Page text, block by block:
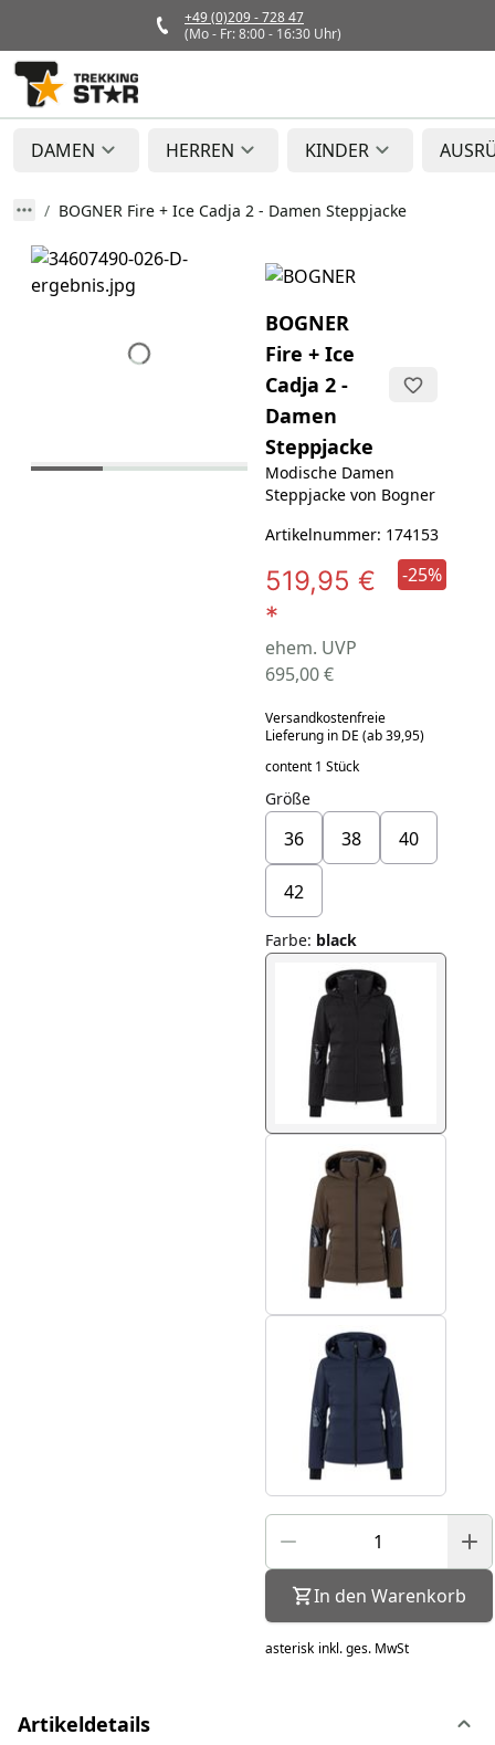
+49 (0)209 - 728 47
(Mo - Fr: 8:00 - 16:30 Uhr)
DAMEN HERREN KINDER
BOGNER Fire + Ice Cadja 2 - Damen Steppjacke
BOGNER
Fire + Ice
Cadja 2 -
Damen
Steppjacke
Modische Damen
Steppjacke von Bogner
Artikelnummer: 174153
519,95 €
*
ehem. UVP
695,00 €
-25%
Versandkostenfreie
Lieferung in DE (ab 39,95)
content 1 Stück
Größe
36 38 40
42
Farbe: black
In den Warenkorb
asterisk inkl. ges. MwSt
Artikeldetails